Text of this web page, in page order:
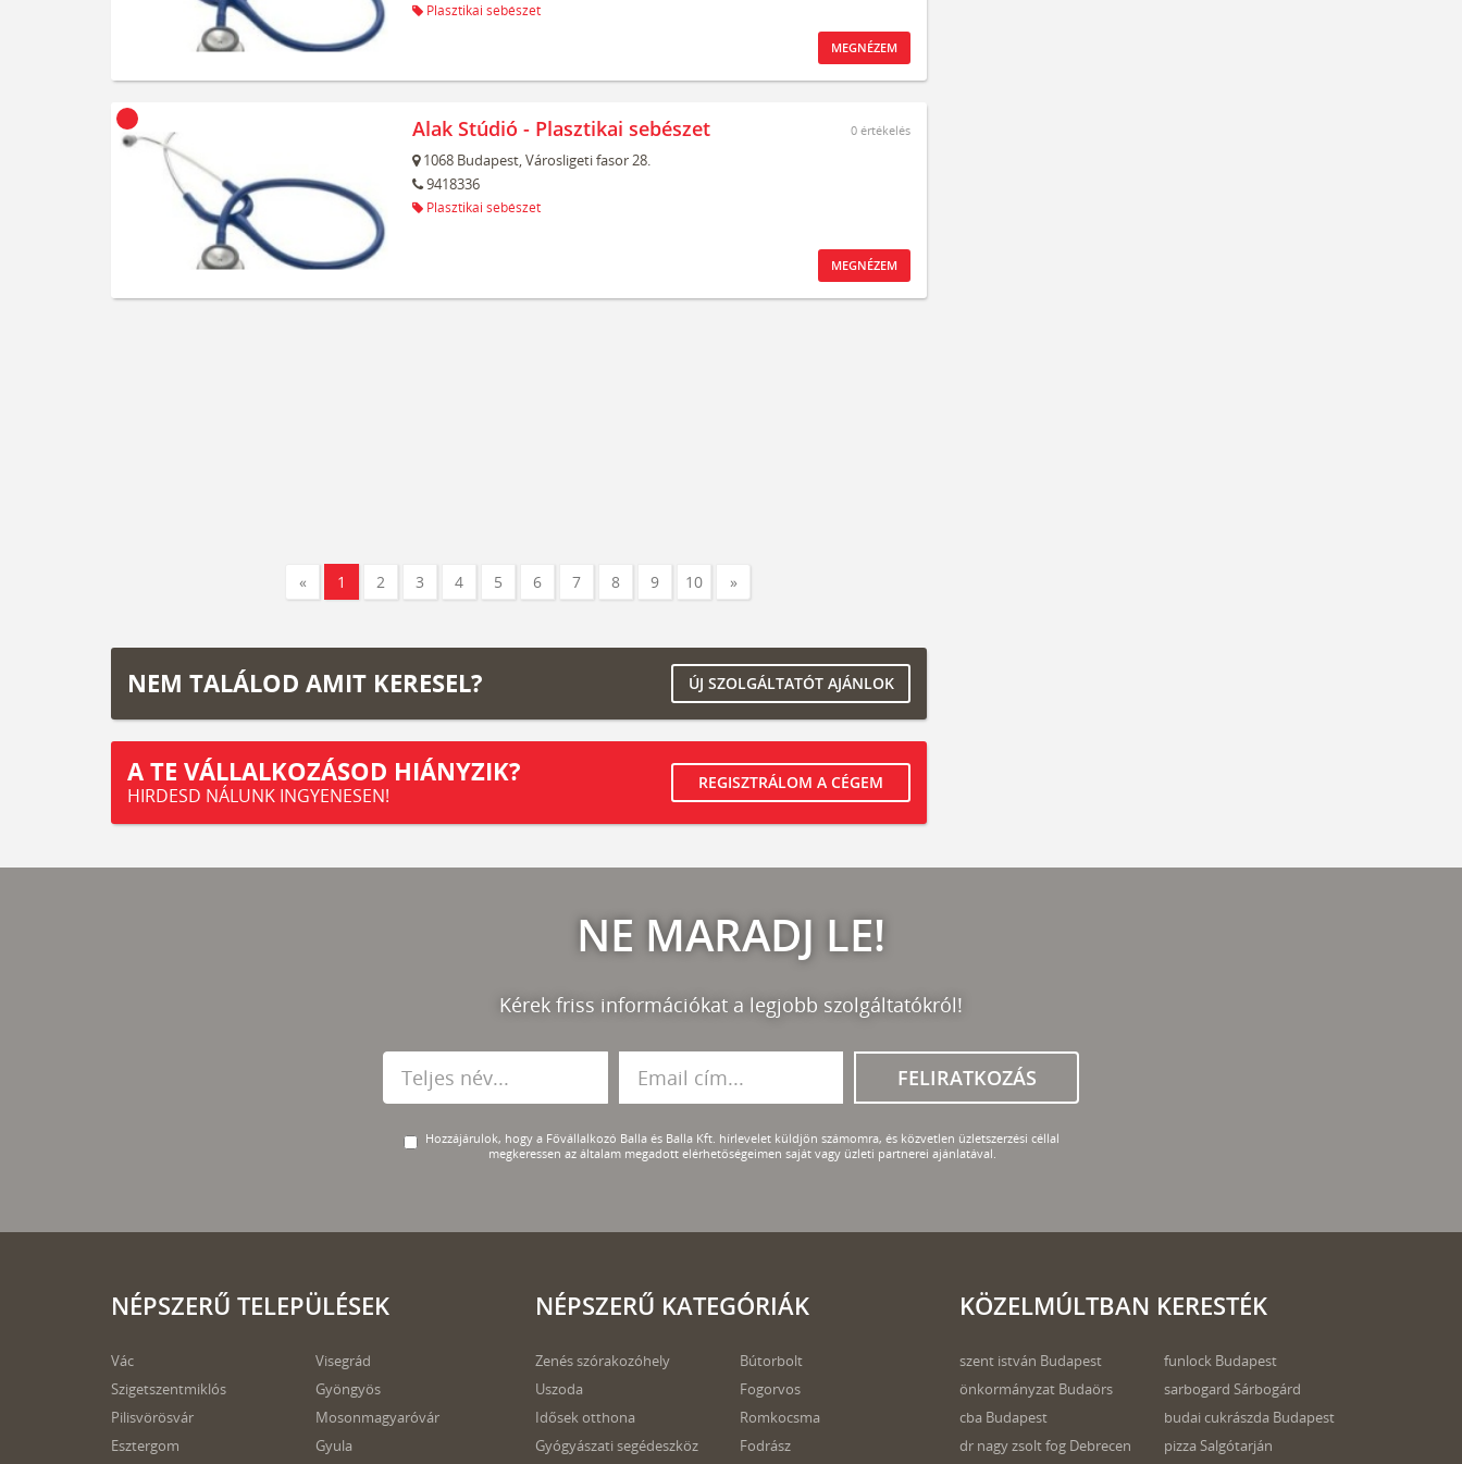
Plasztikai sebészet
MEGNÉZEM
Alak Stúdió - Plasztikai sebészet
1068 Budapest,Városligeti fasor 28.
9418336
Plasztikai sebészet
0 értékelés
MEGNÉZEM
« 1 2 3 4 5 6 7 8 9 10 »
NEM TALÁLOD AMIT KERESEL? ÚJ SZOLGÁLTATÓT AJÁNLOK
A TE VÁLLALKOZÁSOD HIÁNYZIK?
HIRDESD NÁLUNK INGYENESEN!
REGISZTRÁLOM A CÉGEM
NE MARADJ LE!
Kérek friss információkat a legjobb szolgáltatókról!
FELIRATKOZÁS
Hozzájárulok, hogy a Fővállalkozó Balla és Balla Kft. hírlevelet küldjön számomra, és közvetlen üzletszerzési céllal
megkeressen az általam megadott elérhetőségeimen saját vagy üzleti partnerei ajánlatával.
NÉPSZERŰ TELEPÜLÉSEK
Vác
Szigetszentmiklós
Pilisvörösvár
Esztergom
Visegrád
Gyöngyös
Mosonmagyaróvár
Gyula
NÉPSZERŰ KATEGÓRIÁK
Zenés szórakozóhely
Uszoda
Idősek otthona
Gyógyászati segédeszköz
Bútorbolt
Fogorvos
Romkocsma
Fodrász
KÖZELMÚLTBAN KERESTÉK
szent istván Budapest
önkormányzat Budaörs
cba Budapest
dr nagy zsolt fog Debrecen
funlock Budapest
sarbogard Sárbogárd
budai cukrászda Budapest
pizza Salgótarján